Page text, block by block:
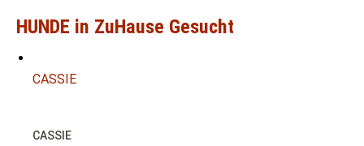
HUNDE in ZuHause Gesucht
CASSIE
CASSIE